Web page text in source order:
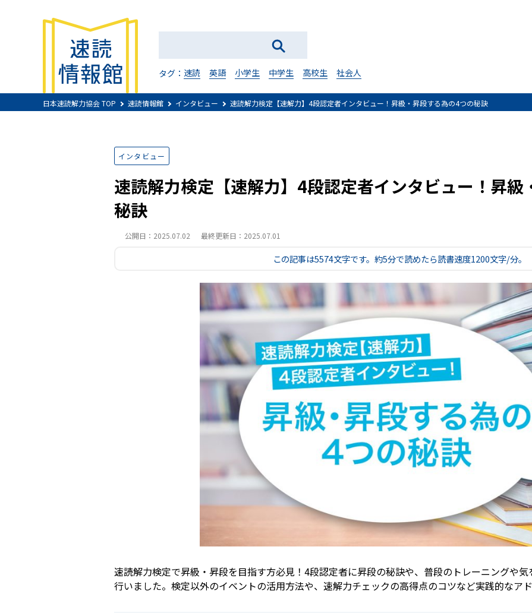
タグ： 速読 英語 小学生 中学生 高校生 社会人
日本速読解力協会 TOP 速読情報館 インタビュー 速読解力検定【速解力】4段認定者インタビュー！昇級・昇段する為の4つの秘訣
インタビュー
速読解力検定【速解力】4段認定者インタビュー！昇級
秘訣
公開日：2025.07.02 最終更新日：2025.07.01
この記事は5574文字です。 約5分で読めたら読書速度1200文字/分。
速読解力検定で昇級・昇段を目指す方必見！4段認定者に昇段の秘訣や、普段のトレーニングや
行いました。検定以外のイベントの活用方法や、速解力チェックの高得点のコツなど実践的なアド